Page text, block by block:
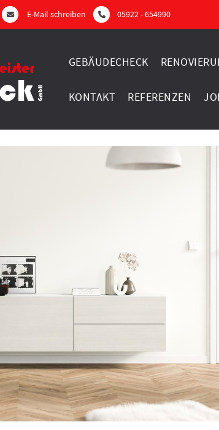
E-Mail schreiben 05922 - 654990
GEBÄUDECHECK
KONTAKT REFERENZEN